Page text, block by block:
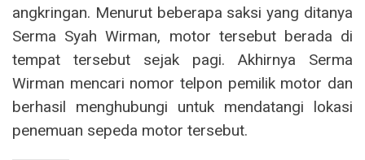
angkringan. Menurut beberapa saksi yang ditanya
Serma Syah Wirman, motor tersebut berada di
tempat tersebut sejak pagi. Akhirnya Serma
Wirman mencari nomor telpon pemilik motor dan
berhasil menghubungi untuk mendatangi lokasi
penemuan sepeda motor tersebut.